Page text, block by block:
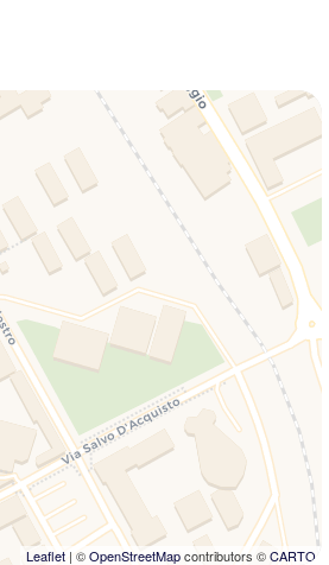
Leaflet | ©OpenStreetMapcontributors ©CARTO